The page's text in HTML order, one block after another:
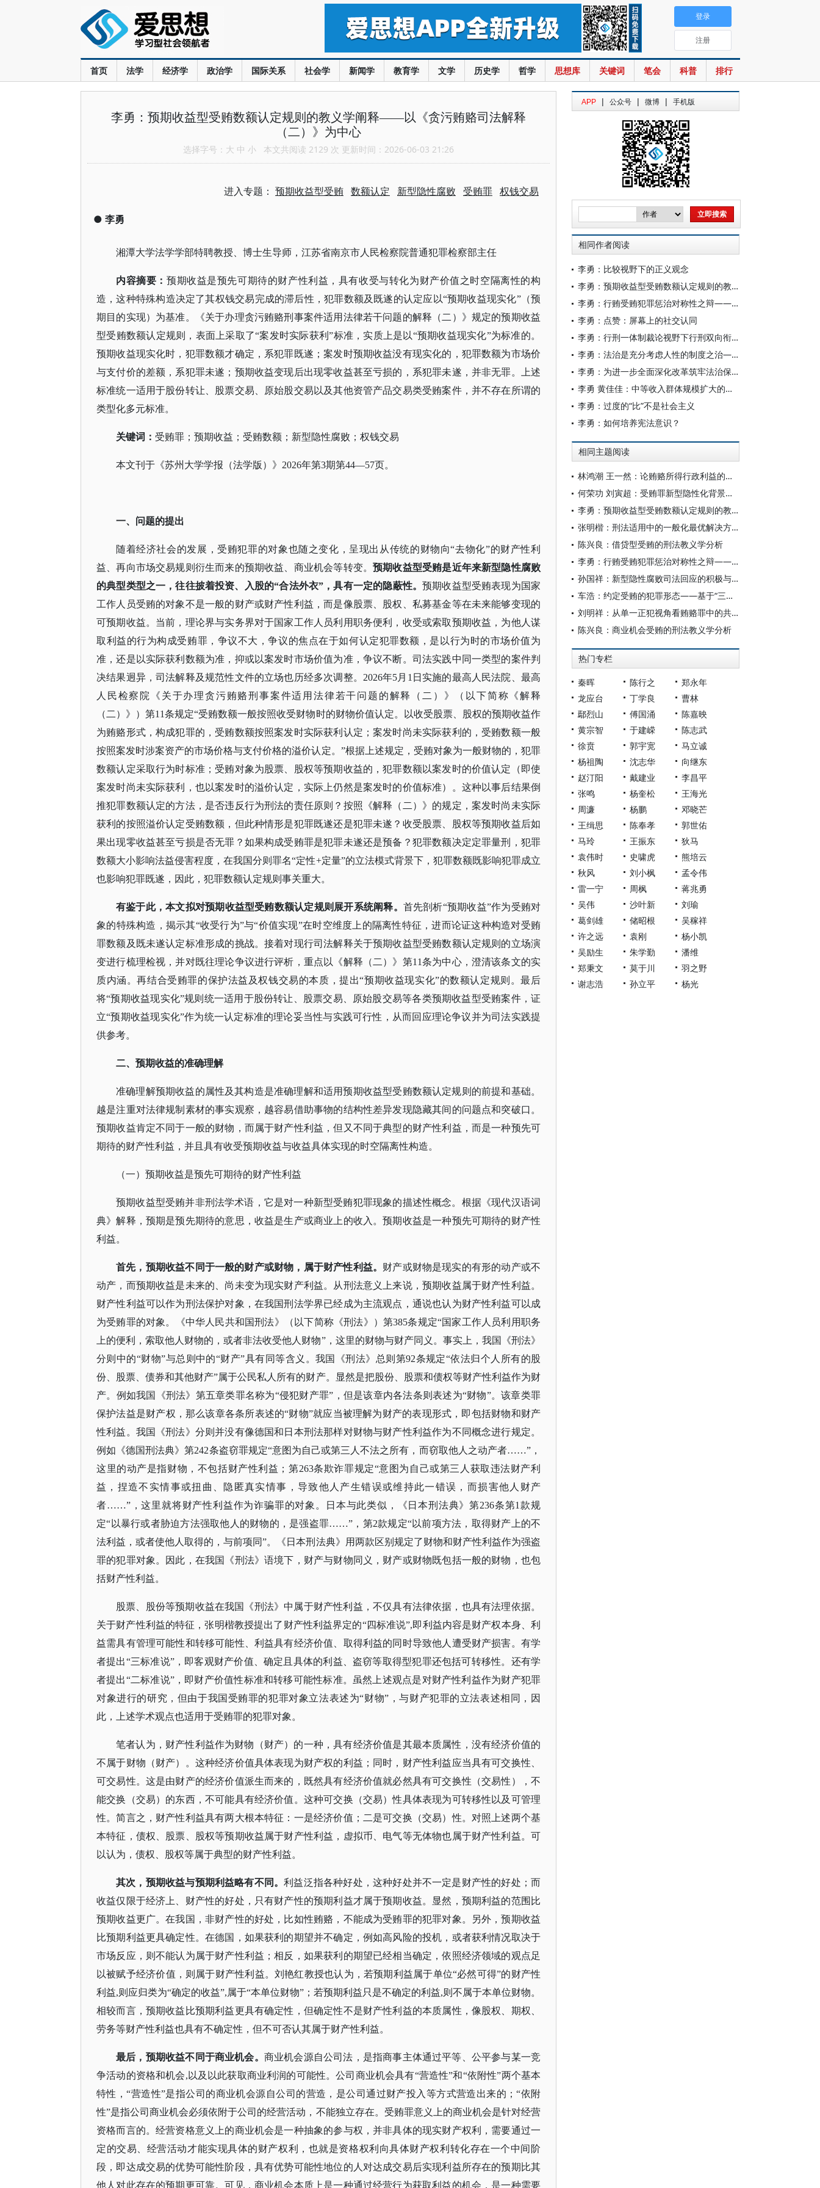
首页 法学 经济学 政治学 国际关系 社会学 新闻学 教育学 文学 历史学 哲学 思想库 关键词 笔会 科普 排行
登录
注册
李勇：预期收益型受贿数额认定规则的教义学阐释——以《贪污贿赂司法解释
（二）》为中心
选择字号： 大 中 小 本文共阅读 2129 次 更新时间：2026-06-03 21:26
进入专题： 预期收益型受贿 数额认定 新型隐性腐败 受贿罪 权钱交易
● 李勇
湘潭大学法学学部特聘教授、博士生导师，江苏省南京市人民检察院普通犯罪检察部主任
内容摘要： 预期收益是预先可期待的财产性利益，具有收受与转化为财产价值之时空隔离性的构
造，这种特殊构造决定了其权钱交易完成的滞后性，犯罪数额及既遂的认定应以“预期收益现实化”（预
期目的实现）为基准。《关于办理贪污贿赂刑事案件适用法律若干问题的解释（二）》规定的预期收益
型受贿数额认定规则，表面上采取了“案发时实际获利”标准，实质上是以“预期收益现实化”为标准的。
预期收益现实化时，犯罪数额才确定，系犯罪既遂；案发时预期收益没有现实化的，犯罪数额为市场价
与支付价的差额，系犯罪未遂；预期收益变现后出现零收益甚至亏损的，系犯罪未遂，并非无罪。上述
标准统一适用于股份转让、股票交易、原始股交易以及其他资管产品交易类受贿案件，并不存在所谓的
类型化多元标准。
关键词： 受贿罪；预期收益；受贿数额；新型隐性腐败；权钱交易
本文刊于《苏州大学学报（法学版）》 2026年第3期第44—57页。
一、 问题的提出
随着经济社会的发展，受贿犯罪的对象也随之变化，呈现出从传统的财物向“去物化”的财产性利
益、再向市场交易规则衍生而来的预期收益、商业机会等转变。预期收益型受贿是近年来新型隐性腐败
的典型类型之一，往往披着投资、入股的“合法外衣”，具有一定的隐蔽性。预期收益型受贿表现为国家
工作人员受贿的对象不是一般的财产或财产性利益，而是像股票、股权、私募基金等在未来能够变现的
可预期收益。当前，理论界与实务界对于国家工作人员利用职务便利，收受或索取预期收益，为他人谋
取利益的行为构成受贿罪，争议不大，争议的焦点在于如何认定犯罪数额，是以行为时的市场价值为
准，还是以实际获利数额为准，抑或以案发时市场价值为准，争议不断。司法实践中同一类型的案件判
决结果迥异，司法解释及规范性文件的立场也历经多次调整。 2026年5月1日实施的最高人民法院、最高
人民检察院《关于办理贪污贿赂刑事案件适用法律若干问题的解释（二）》（以下简称《解释
（二）》）第11条规定“受贿数额一般按照收受财物时的财物价值认定。以收受股票、股权的预期收益作
为贿赂形式，构成犯罪的，受贿数额按照案发时实际获利认定；案发时尚未实际获利的，受贿数额一般
按照案发时涉案资产的市场价格与支付价格的溢价认定。”根据上述规定，受贿对象为一般财物的，犯罪
数额认定采取行为时标准；受贿对象为股票、股权等预期收益的，犯罪数额以案发时的价值认定（即使
案发时尚未实际获利，也以案发时的溢价认定，实际上仍然是案发时的价值标准）。这种以事后结果倒
推犯罪数额认定的方法，是否违反行为刑法的责任原则？按照《解释（二）》的规定，案发时尚未实际
获利的按照溢价认定受贿数额，但此种情形是犯罪既遂还是犯罪未遂？收受股票、股权等预期收益后如
果出现零收益甚至亏损是否无罪？如果构成受贿罪是犯罪未遂还是预备？犯罪数额决定定罪量刑，犯罪
数额大小影响法益侵害程度，在我国分则罪名“定性+定量”的立法模式背景下，犯罪数额既影响犯罪成立
也影响犯罪既遂，因此，犯罪数额认定规则事关重大。
有鉴于此，本文拟对预期收益型受贿数额认定规则展开系统阐释。 首先剖析“预期收益”作为受贿对
象的特殊构造，揭示其“收受行为”与“价值实现”在时空维度上的隔离性特征，进而论证这种构造对受贿
罪数额及既未遂认定标准形成的挑战。接着对现行司法解释关于预期收益型受贿数额认定规则的立场演
变进行梳理检视，并对既往理论争议进行评析，重点以《解释（二）》第11条为中心，澄清该条文的实
质内涵。再结合受贿罪的保护法益及权钱交易的本质，提出“预期收益现实化”的数额认定规则。最后
将“预期收益现实化”规则统一适用于股份转让、股票交易、原始股交易等各类预期收益型受贿案件，证
立“预期收益现实化”作为统一认定标准的理论妥当性与实践可行性，从而回应理论争议并为司法实践提
供参考。
二、 预期收益的准确理解
准确理解预期收益的属性及其构造是准确理解和适用预期收益型受贿数额认定规则的前提和基础。
越是注重对法律规制素材的事实观察，越容易借助事物的结构性差异发现隐藏其间的问题点和突破口。
预期收益肯定不同于一般的财物，而属于财产性利益，但又不同于典型的财产性利益，而是一种预先可
期待的财产性利益，并且具有收受预期收益与收益具体实现的时空隔离性构造。
（一）预期收益是预先可期待的财产性利益
预期收益型受贿并非刑法学术语，它是对一种新型受贿犯罪现象的描述性概念。根据《现代汉语词
典》解释，预期是预先期待的意思，收益是生产或商业上的收入。预期收益是一种预先可期待的财产性
利益。
首先，预期收益不同于一般的财产或财物，属于财产性利益。 财产或财物是现实的有形的动产或不
动产，而预期收益是未来的、尚未变为现实财产利益。从刑法意义上来说，预期收益属于财产性利益。
财产性利益可以作为刑法保护对象，在我国刑法学界已经成为主流观点，通说也认为财产性利益可以成
为受贿罪的对象。《中华人民共和国刑法》（以下简称《刑法》）第385条规定“国家工作人员利用职务
上的便利，索取他人财物的，或者非法收受他人财物”，这里的财物与财产同义。事实上，我国《刑法》
分则中的“财物”与总则中的“财产”具有同等含义。我国《刑法》总则第92条规定“依法归个人所有的股
份、股票、债券和其他财产”属于公民私人所有的财产。显然是把股份、股票和债权等财产性利益作为财
产。例如我国《刑法》第五章类罪名称为“侵犯财产罪”，但是该章内各法条则表述为“财物”。该章类罪
保护法益是财产权，那么该章各条所表述的“财物”就应当被理解为财产的表现形式，即包括财物和财产
性利益。我国《刑法》分则并没有像德国和日本刑法那样对财物与财产性利益作为不同概念进行规定。
例如《德国刑法典》第242条盗窃罪规定“意图为自己或第三人不法之所有，而窃取他人之动产者……”，
这里的动产是指财物，不包括财产性利益；第263条欺诈罪规定“意图为自己或第三人获取违法财产利
益，捏造不实情事或扭曲、隐匿真实情事，导致他人产生错误或维持此一错误，而损害他人财产
者……”，这里就将财产性利益作为诈骗罪的对象。日本与此类似，《日本刑法典》第236条第1款规
定“以暴行或者胁迫方法强取他人的财物的，是强盗罪……”，第2款规定“以前项方法，取得财产上的不
法利益，或者使他人取得的，与前项同”。《日本刑法典》用两款区别规定了财物和财产性利益作为强盗
罪的犯罪对象。因此，在我国《刑法》语境下，财产与财物同义，财产或财物既包括一般的财物，也包
括财产性利益。
股票、股份等预期收益在我国《刑法》中属于财产性利益，不仅具有法律依据，也具有法理依据。
关于财产性利益的特征，张明楷教授提出了财产性利益界定的“四标准说”,即利益内容是财产权本身、利
益需具有管理可能性和转移可能性、利益具有经济价值、取得利益的同时导致他人遭受财产损害。有学
者提出“三标准说”，即客观财产价值、确定且具体的利益、盗窃等取得型犯罪还包括可转移性。还有学
者提出“二标准说”，即财产价值性标准和转移可能性标准。虽然上述观点是对财产性利益作为财产犯罪
对象进行的研究，但由于我国受贿罪的犯罪对象立法表述为“财物”，与财产犯罪的立法表述相同，因
此，上述学术观点也适用于受贿罪的犯罪对象。
笔者认为，财产性利益作为财物（财产）的一种，具有经济价值是其最本质属性，没有经济价值的
不属于财物（财产）。这种经济价值具体表现为财产权的利益；同时，财产性利益应当具有可交换性、
可交易性。这是由财产的经济价值派生而来的，既然具有经济价值就必然具有可交换性（交易性），不
能交换（交易）的东西，不可能具有经济价值。这种可交换（交易）性具体表现为可转移性以及可管理
性。简言之，财产性利益具有两大根本特征：一是经济价值；二是可交换（交易）性。对照上述两个基
本特征，债权、股票、股权等预期收益属于财产性利益，虚拟币、电气等无体物也属于财产性利益。可
以认为，债权、股权等属于典型的财产性利益。
其次，预期收益与预期利益略有不同。利益泛指各种好处，这种好处并不一定是财产性的好处；而
收益仅限于经济上、财产性的好处，只有财产性的预期利益才属于预期收益。显然，预期利益的范围比
预期收益更广。在我国，非财产性的好处，比如性贿赂，不能成为受贿罪的犯罪对象。另外，预期收益
比预期利益更具确定性。在德国，如果获利的期望并不确定，例如高风险的投机，或者获利情况取决于
市场反应，则不能认为属于财产性利益；相反，如果获利的期望已经相当确定，依照经济领域的观点足
以被赋予经济价值，则属于财产性利益。刘艳红教授也认为，若预期利益属于单位“必然可得”的财产性
利益,则应归类为“确定的收益”,属于“本单位财物”；若预期利益只是不确定的利益,则不属于本单位财物。
相较而言，预期收益比预期利益更具有确定性，但确定性不是财产性利益的本质属性，像股权、期权、
劳务等财产性利益也具有不确定性，但不可否认其属于财产性利益。
最后，预期收益不同于商业机会。 商业机会源自公司法，是指商事主体通过平等、公平参与某一竞
争活动的资格和机会,以及以此获取商业利润的可能性。公司商业机会具有“营造性”和“依附性”两个基本
特性，“营造性”是指公司的商业机会源自公司的营造，是公司通过财产投入等方式营造出来的；“依附
性”是指公司商业机会必须依附于公司的经营活动，不能独立存在。受贿罪意义上的商业机会是针对经营
资格而言的。经营资格意义上的商业机会是一种抽象的参与权，并非具体的现实财产权利，需要通过一
定的交易、经营活动才能实现具体的财产权利，也就是资格权利向具体财产权利转化存在一个中间阶
段，即达成交易的优势可能性阶段，具有优势可能性地位的人对达成交易后实现利益所存在的预期比其
他人对此存在的预期更可靠。可见，商业机会本质上是一种通过经营行为获取利益的机会，是一种需要
APP | 公众号 | 微博 | 手机版
相同作者阅读
李勇：比较视野下的正义观念
李勇：预期收益型受贿数额认定规则的教义学阐释——以《贪污贿赂司法解释（二）》为中心
李勇：行贿受贿犯罪惩治对称性之辩——以《刑法修正案（十二）》为切入点
李勇：点赞：屏幕上的社交认同
李勇：行刑一体制裁论视野下行刑双向衔接
李勇：法治是充分考虑人性的制度之治——《法不远人：中国式现代化的法治方略》序言
李勇：为进一步全面深化改革筑牢法治保障
李勇 黄佳佳：中等收入群体规模扩大的现实困境及其制度完善
李勇：过度的“比”不是社会主义
李勇：如何培养宪法意识？
相同主题阅读
林鸿潮 王一然：论贿赂所得行政利益的处理
何荣功 刘寅超：受贿罪新型隐性化背景下既遂与未遂的区分
李勇：预期收益型受贿数额认定规则的教义学阐释——以《贪污贿赂司法解释（二）》为中心
张明楷：刑法适用中的一般化最优解决方案
陈兴良：借贷型受贿的刑法教义学分析
李勇：行贿受贿犯罪惩治对称性之辩——以《刑法修正案（十二）》为切入点
孙国祥：新型隐性腐败司法回应的积极与审慎
车浩：约定受贿的犯罪形态——基于“三个效果相统一”司法理念
刘明祥：从单一正犯视角看贿赂罪中的共同犯罪疑难问题
陈兴良：商业机会受贿的刑法教义学分析
热门专栏
秦晖 陈行之
郑永年
龙应台
丁学良
曹林
鄢烈山
傅国涌
陈嘉映
黄宗智
于建嵘
陈志武
徐贲
郭宇宽
马立诚
杨祖陶
沈志华
向继东
赵汀阳
戴建业
李昌平
张鸣
杨奎松
王海光
周濂
杨鹏
邓晓芒
王缉思
陈奉孝
郭世佑
马玲
王振东
狄马
袁伟时
史啸虎
熊培云
秋风
刘小枫
孟令伟
雷一宁
周枫
蒋兆勇
吴伟
沙叶新
刘瑜
葛剑雄
储昭根
吴稼祥
许之远
袁刚
杨小凯
吴励生
朱学勤
潘维
郑秉文
莫于川
羽之野
谢志浩
孙立平 杨光